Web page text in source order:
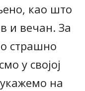
као што
и вечан. За
страшно
у својој
на